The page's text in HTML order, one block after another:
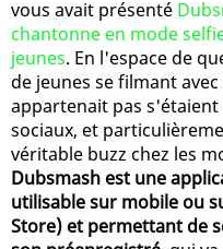
vous avait présenté
chantonne en mode
jeunes. En l'espace de
de jeunes se filmant
appartenait pas
sociaux, et
véritable buzz chez les
Dubsmash est une
utilisable sur mobile ou
Store) et permettant de